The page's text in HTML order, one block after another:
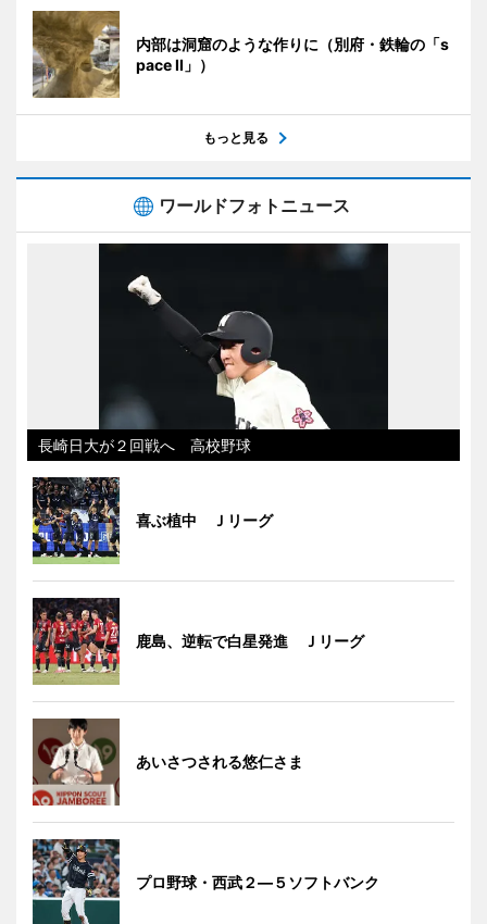
内部は洞窟のような作りに（別府・鉄輪の「s
pace II」）
もっと見る
ワールドフォトニュース
長崎日大が２回戦へ 高校野球
喜ぶ植中 Ｊリーグ
鹿島、逆転で白星発進 Ｊリーグ
あいさつされる悠仁さま
プロ野球・西武２―５ソフトバンク